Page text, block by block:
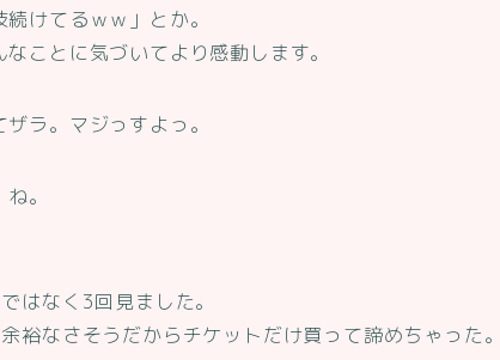
けてるｗｗ」とか。
ことに気づいてより感動します。
ラ。マジっすよっ。
。
はなく3回見ました。
裕なさそうだからチケットだけ買って諦めちゃった。